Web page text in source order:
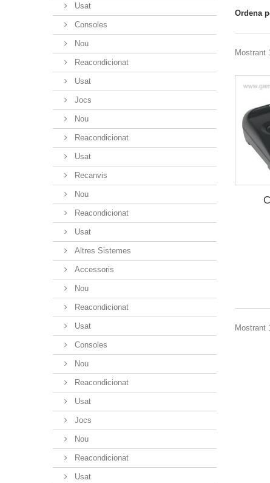
Usat
Consoles
Nou
Reacondicionat
Usat
Jocs
Nou
Reacondicionat
Usat
Recanvis
Nou
Reacondicionat
Usat
Altres Sistemes
Accessoris
Nou
Reacondicionat
Usat
Consoles
Nou
Reacondicionat
Usat
Jocs
Nou
Reacondicionat
Usat
Ordena
Mostrant
Mostrant